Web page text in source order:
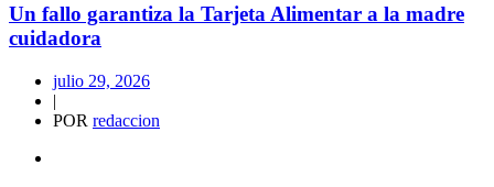
Un fallo garantiza la Tarjeta Alimentar a la madre
cuidadora
julio 29, 2026
|
POR redaccion